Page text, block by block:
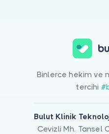
Binlerce hekim ve
tercihi
Bulut Klinik
Cevizli Mh. Tansel